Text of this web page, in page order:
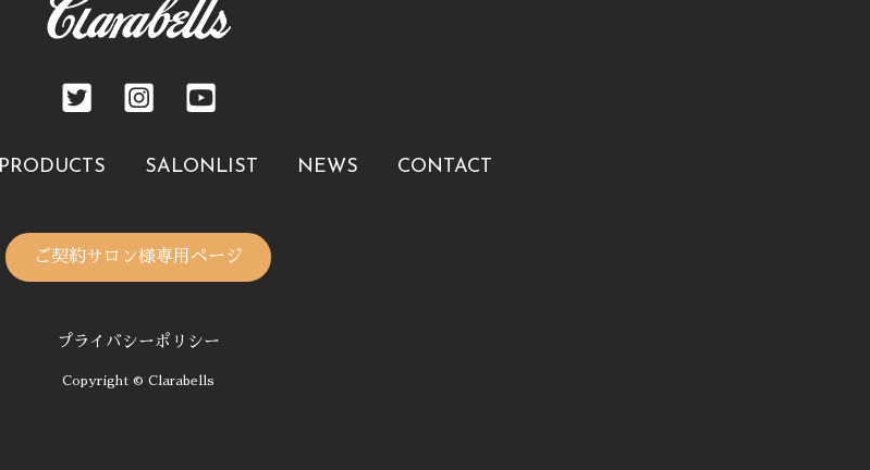
PRODUCTS SALONLIST NEWS CONTACT
ご契約サロン様専用ページ
プライバシーポリシー
Copyright © Clarabells